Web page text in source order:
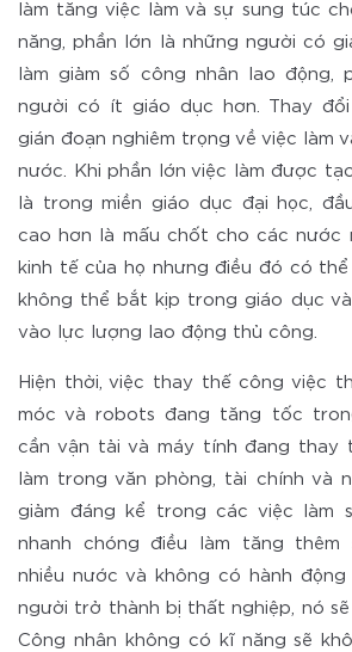
làm tăng việc làm và sự sung túc
năng, phần lớn là những người có
làm giảm số công nhân lao động,
người có ít giáo dục hơn. Thay đổi
gián đoạn nghiêm trọng về việc làm
nước. Khi phần lớn việc làm được
là trong miền giáo dục đại học,
cao hơn là mấu chốt cho các nước
kinh tế của họ nhưng điều đó có
không thể bắt kịp trong giáo dục
vào lực lượng lao động thủ công.
Hiện thời, việc thay thế công việc
móc và robots đang tăng tốc
cần vận tải và máy tính đang thay
làm trong văn phòng, tài chính và
giảm đáng kể trong các việc làm
nhanh chóng điều làm tăng
nhiều nước và không có hành động
người trở thành bị thất nghiệp, nó
Công nhân không có kĩ năng sẽ